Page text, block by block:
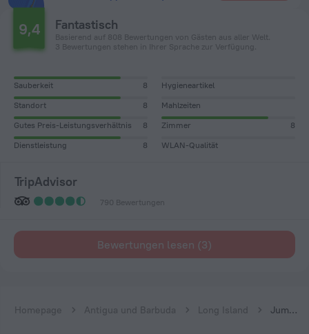
9,4 Fantastisch
Basierend auf 808 Bewertungen von Gästen aus aller Welt.
3 Bewertungen stehen in Ihrer Sprache zur Verfügung.
Sauberkeit 8
Hygieneartikel
Standort
8
Mahlzeiten
Gutes Preis-Leistungsverhältnis
8 Zimmer
8
Dienstleistung
8 WLAN-Qualität
TripAdvisor
790 Bewertungen
Bewertungen lesen (3)
Homepage Antigua und Barbuda Long Island Jumby Bay Island - Oetker Collection